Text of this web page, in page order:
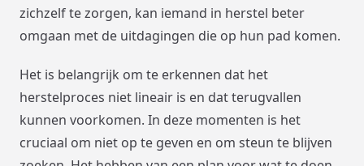
zichzelf te zorgen, kan iemand in herstel beter
omgaan met de uitdagingen die op hun pad komen.
Het is belangrijk om te erkennen dat het
herstelproces niet lineair is en dat terugvallen
kunnen voorkomen. In deze momenten is het
cruciaal om niet op te geven en om steun te blijven